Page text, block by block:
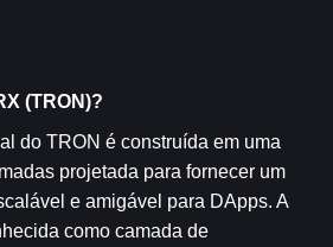
(TRON)?
do TRON é construída em uma
projetada para fornecer um
e amigável para DApps. A
como camada de